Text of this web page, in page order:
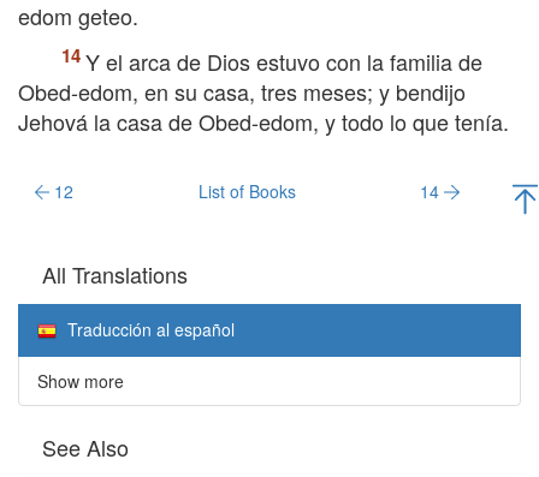
edom geteo.
Y el arca de Dios estuvo con la familia de
Obed-edom, en su casa, tres meses; y bendijo
Jehová la casa de Obed-edom, y todo lo que tenía.
12 List of Books 14
All Translations
Traducción al español
Show more
See Also